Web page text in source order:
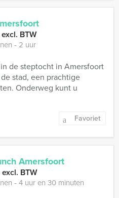
BTW
‐ 2 uur
de steptocht in Amersfoort
stad, een prachtige
Onderweg kunt u
Favoriet
Amersfoort
BTW
‐ 4 uur en 30 minuten